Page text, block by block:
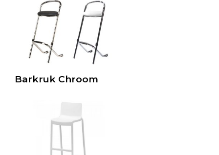
Barkruk Chroom